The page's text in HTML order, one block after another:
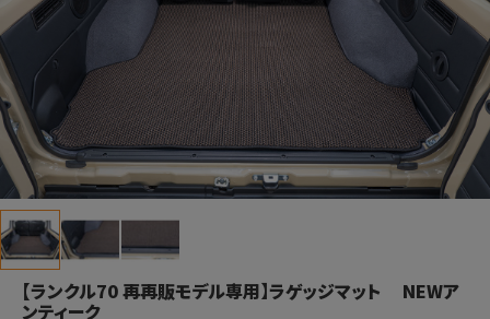
【ランクル70 再再販モデル専用】ラゲッジマット NEWア
ンティーク